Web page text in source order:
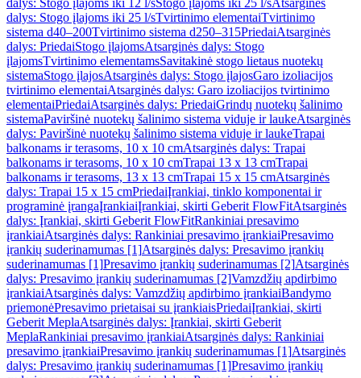
dalys: Stogo įlajoms iki 12 l/sStogo įlajoms iki 25 l/sAtsarginės
dalys: Stogo įlajoms iki 25 l/sTvirtinimo elementaiTvirtinimo
sistema d40–200Tvirtinimo sistema d250–315PriedaiAtsarginės
dalys: PriedaiStogo įlajomsAtsarginės dalys: Stogo
įlajomsTvirtinimo elementamsSavitakinė stogo lietaus nuotekų
sistemaStogo įlajosAtsarginės dalys: Stogo įlajosGaro izoliacijos
tvirtinimo elementaiAtsarginės dalys: Garo izoliacijos tvirtinimo
elementaiPriedaiAtsarginės dalys: PriedaiGrindų nuotekų šalinimo
sistemaPaviršinė nuotekų šalinimo sistema viduje ir laukeAtsarginės
dalys: Paviršinė nuotekų šalinimo sistema viduje ir laukeTrapai
balkonams ir terasoms, 10 x 10 cmAtsarginės dalys: Trapai
balkonams ir terasoms, 10 x 10 cmTrapai 13 x 13 cmTrapai
balkonams ir terasoms, 13 x 13 cmTrapai 15 x 15 cmAtsarginės
dalys: Trapai 15 x 15 cmPriedaiĮrankiai, tinklo komponentai ir
programinė įrangaĮrankiaiĮrankiai, skirti Geberit FlowFitAtsarginės
dalys: Įrankiai, skirti Geberit FlowFitRankiniai presavimo
įrankiaiAtsarginės dalys: Rankiniai presavimo įrankiaiPresavimo
įrankių suderinamumas [1]Atsarginės dalys: Presavimo įrankių
suderinamumas [1]Presavimo įrankių suderinamumas [2]Atsarginės
dalys: Presavimo įrankių suderinamumas [2]Vamzdžių apdirbimo
įrankiaiAtsarginės dalys: Vamzdžių apdirbimo įrankiaiBandymo
priemonėPresavimo prietaisai su įrankiaisPriedaiĮrankiai, skirti
Geberit MeplaAtsarginės dalys: Įrankiai, skirti Geberit
MeplaRankiniai presavimo įrankiaiAtsarginės dalys: Rankiniai
presavimo įrankiaiPresavimo įrankių suderinamumas [1]Atsarginės
dalys: Presavimo įrankių suderinamumas [1]Presavimo įrankių